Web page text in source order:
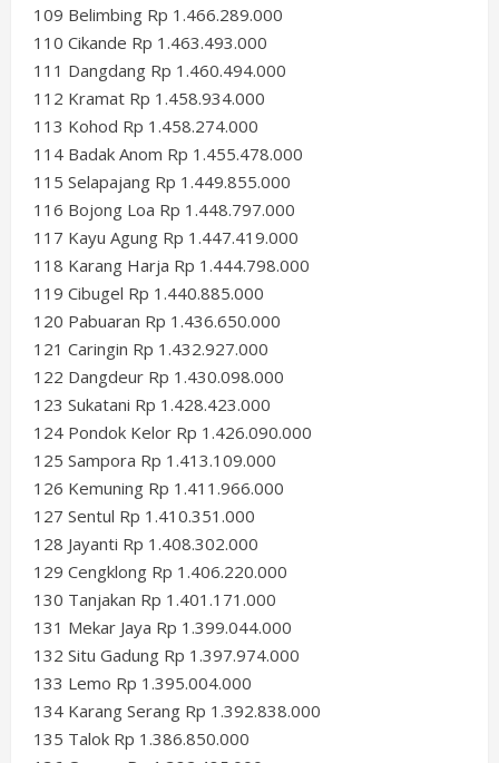
109 Belimbing Rp 1.466.289.000
110 Cikande Rp 1.463.493.000
111 Dangdang Rp 1.460.494.000
112 Kramat Rp 1.458.934.000
113 Kohod Rp 1.458.274.000
114 Badak Anom Rp 1.455.478.000
115 Selapajang Rp 1.449.855.000
116 Bojong Loa Rp 1.448.797.000
117 Kayu Agung Rp 1.447.419.000
118 Karang Harja Rp 1.444.798.000
119 Cibugel Rp 1.440.885.000
120 Pabuaran Rp 1.436.650.000
121 Caringin Rp 1.432.927.000
122 Dangdeur Rp 1.430.098.000
123 Sukatani Rp 1.428.423.000
124 Pondok Kelor Rp 1.426.090.000
125 Sampora Rp 1.413.109.000
126 Kemuning Rp 1.411.966.000
127 Sentul Rp 1.410.351.000
128 Jayanti Rp 1.408.302.000
129 Cengklong Rp 1.406.220.000
130 Tanjakan Rp 1.401.171.000
131 Mekar Jaya Rp 1.399.044.000
132 Situ Gadung Rp 1.397.974.000
133 Lemo Rp 1.395.004.000
134 Karang Serang Rp 1.392.838.000
135 Talok Rp 1.386.850.000